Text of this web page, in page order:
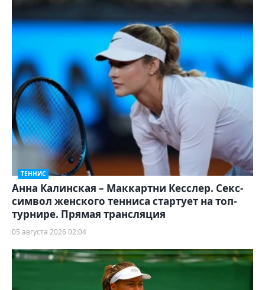
ТЕННИС
Анна Калинская – Маккартни Кесслер. Секс-
символ женского тенниса стартует на топ-
турнире. Прямая трансляция
05 августа 2026 02:04